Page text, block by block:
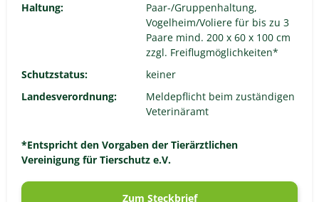
Haltung:
Paar-/Gruppenhaltung,
Vogelheim/Voliere für bis zu 3
Paare mind. 200 x 60 x 100 cm
zzgl. Freiflugmöglichkeiten*
Schutzstatus:
keiner
Landesverordnung:
Meldepflicht beim zuständigen
Veterinäramt
*Entspricht den Vorgaben der Tierärztlichen
Vereinigung für Tierschutz e.V.
Zum Steckbrief